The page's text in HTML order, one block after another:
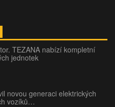
TEZANA nabízí kompletní
jednotek
novou generaci elektrických
vozíků…